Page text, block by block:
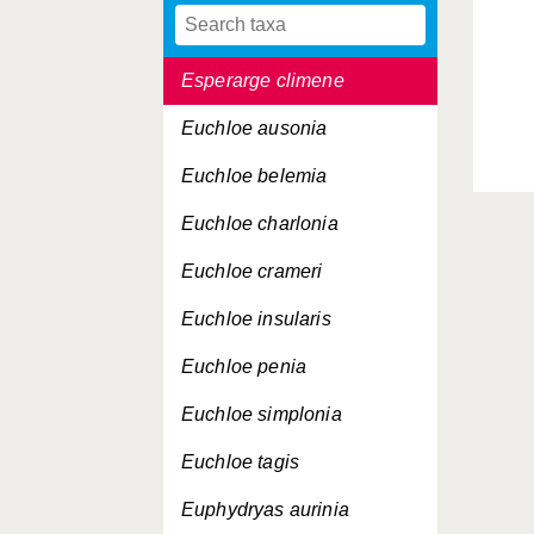
Erynnis tages
Esperarge climene
Euchloe ausonia
Euchloe belemia
Euchloe charlonia
Euchloe crameri
Euchloe insularis
Euchloe penia
Euchloe simplonia
Euchloe tagis
Euphydryas aurinia